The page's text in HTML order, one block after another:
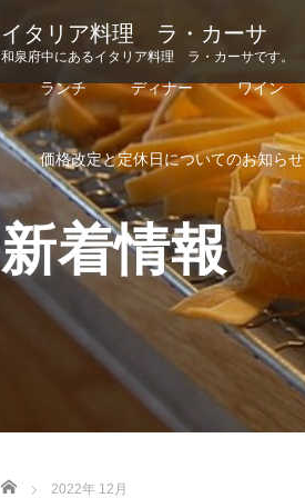
イタリア料理 ラ・カーサ
和泉府中にあるイタリア料理 ラ・カーサです。
ランチ ディナー ワイン
価格改定と定休日についてのお知らせ
新着情報
Home 2022年 12月